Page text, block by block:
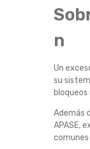
n
Un
su
Además
APASE,
comunes